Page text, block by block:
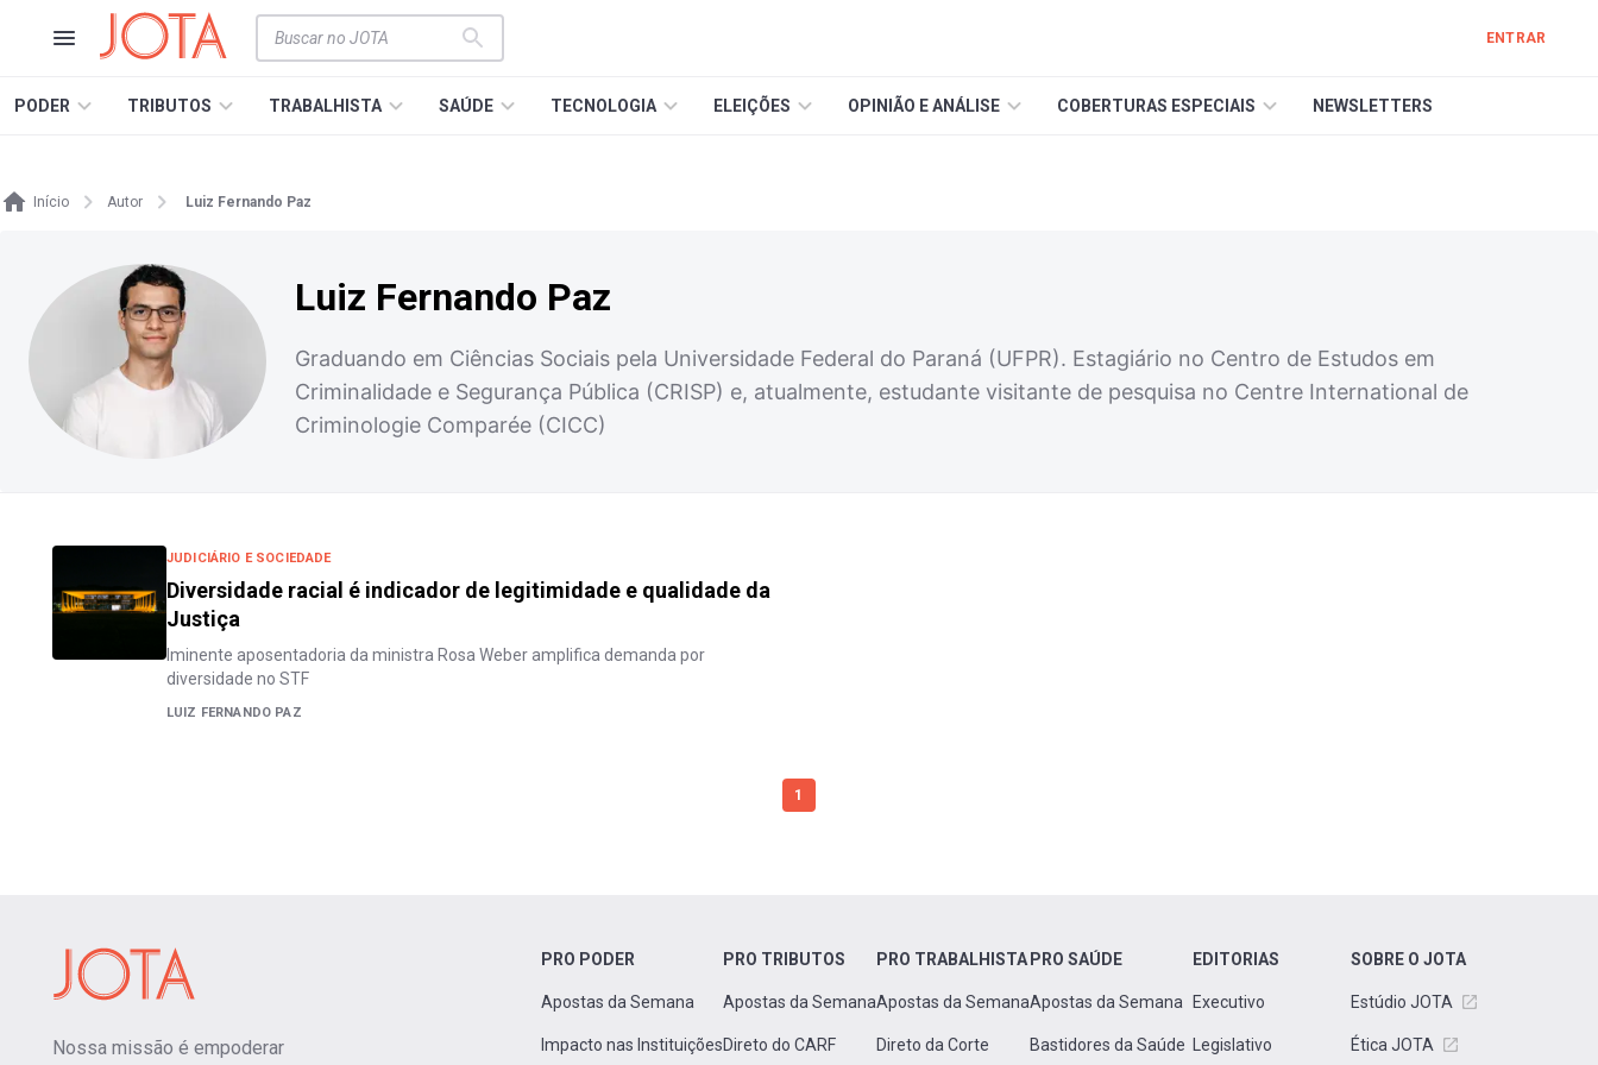
ENTRAR
PODER TRIBUTOS TRABALHISTA SAÚDE TECNOLOGIA ELEIÇÕES OPINIÃO E ANÁLISE COBERTURAS ESPECIAIS NEWSLETTERS
Início Autor Luiz Fernando Paz
Luiz Fernando Paz
Graduando em Ciências Sociais pela Universidade Federal do Paraná (UFPR). Estagiário no Centro de Estudos em
Criminalidade e Segurança Pública (CRISP) e, atualmente, estudante visitante de pesquisa no Centre International de
Criminologie Comparée (CICC)
JUDICIÁRIO E SOCIEDADE
Diversidade racial é indicador de legitimidade e qualidade da
Justiça
Iminente aposentadoria da ministra Rosa Weber amplifica demanda por
diversidade no STF
LUIZ FERNANDO PAZ
1
Nossa missão é empoderar
PRO PODER
Apostas da Semana
Impacto nas Instituições
PRO TRIBUTOS
Apostas da Semana
Direto do CARF
PRO TRABALHISTA
Apostas da Semana
Direto da Corte
PRO SAÚDE
Apostas da Semana
Bastidores da Saúde
EDITORIAS
Executivo
Legislativo
SOBRE O JOTA
Estúdio JOTA
Ética JOTA